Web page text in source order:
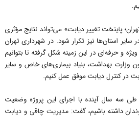
پایتخت تغییر دیابت» می‌تواند نتایج مؤثری
سایر استان‌ها نیز تکرار شود. در شهرداری تهران
و حرفه‌ای در این زمینه شکل گرفته تا بتوانیم
بهداشت، بنیاد بیماری‌های خاص و سایر
در کنترل دیابت موفق عمل کنیم.
طی سه سال آینده با اجرای این پروژه وضعیت
داشته باشیم، گفت: مدیریت چاقی و دیابت